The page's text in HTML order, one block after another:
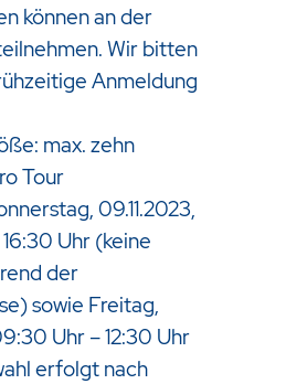
können an der
Wir bitten
Anmeldung
max. zehn
Tour
09.11.2023,
Uhr (keine
der
sowie Freitag,
Uhr – 12:30 Uhr
erfolgt nach